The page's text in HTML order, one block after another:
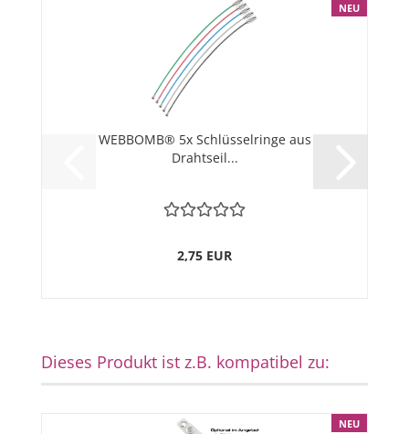
NEU
WEBBOMB® 5x Schlüsselringe aus
Drahtseil...
2,75 EUR
Dieses Produkt ist z.B. kompatibel zu:
NEU